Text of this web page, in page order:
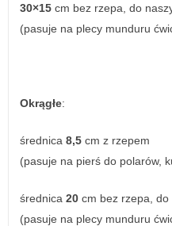
30×15 cm bez rzepa, do
(pasuje na plecy munduru
Okrągłe:
średnica 8,5 cm z rzepem
(pasuje na pierś do polarów,
średnica 20 cm bez rzepa, do
(pasuje na plecy munduru